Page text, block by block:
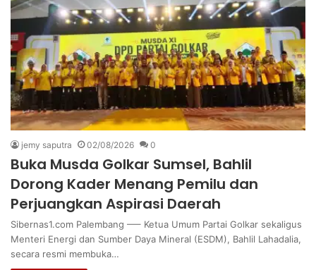
jemy saputra 02/08/2026 0
Buka Musda Golkar Sumsel, Bahlil
Dorong Kader Menang Pemilu dan
Perjuangkan Aspirasi Daerah
Sibernas1.com Palembang —– Ketua Umum Partai Golkar sekaligus
Menteri Energi dan Sumber Daya Mineral (ESDM), Bahlil Lahadalia,
secara resmi membuka…